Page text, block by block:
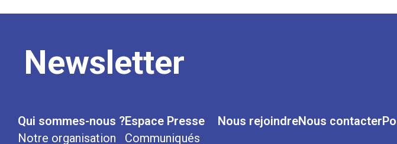
Newsletter
Qui sommes-nous ?
Notre organisation
Espace Presse
Communiqués
Nous rejoindreNous contacter